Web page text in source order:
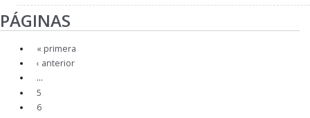
PÁGINAS
« primera
‹ anterior
…
5
6